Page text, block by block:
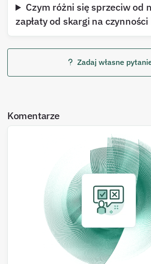
Czym różni się sprzeciw od
zapłaty od skargi na
Zadaj własne
Komentarze